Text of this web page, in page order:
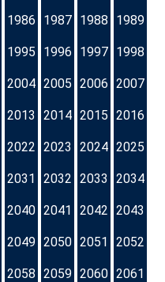
1986 1987 1988 1989
1995 1996 1997 1998
2004 2005 2006 2007
2013 2014 2015 2016
2022 2023 2024 2025
2031 2032 2033 2034
2040 2041 2042 2043
2049 2050 2051 2052
2058 2059 2060 2061